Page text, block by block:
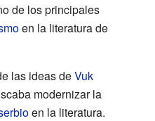
de los principales
en la literatura de
las ideas deVuk
modernizar la
en la literatura.